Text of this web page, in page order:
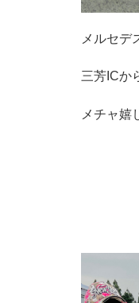
メルセデ
三芳ICか
メチャ嬉